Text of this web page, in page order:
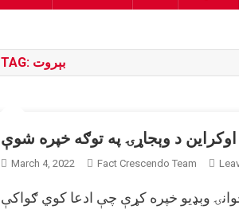
TAG: بېروت
اوکراین د وېجاړۍ په توګه خپره شوې
March 4, 2022 Fact Crescendo Team
وېډیو خپره کړې چې ادعا کوي ګواکې